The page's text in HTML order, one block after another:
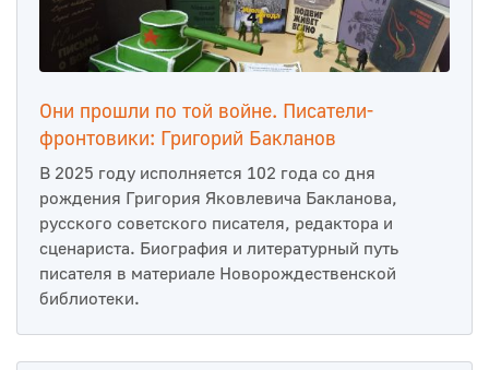
Они прошли по той войне. Писатели-
фронтовики: Григорий Бакланов
В 2025 году исполняется 102 года со дня
рождения Григория Яковлевича Бакланова,
русского советского писателя, редактора и
сценариста. Биография и литературный путь
писателя в материале Новорождественской
библиотеки.